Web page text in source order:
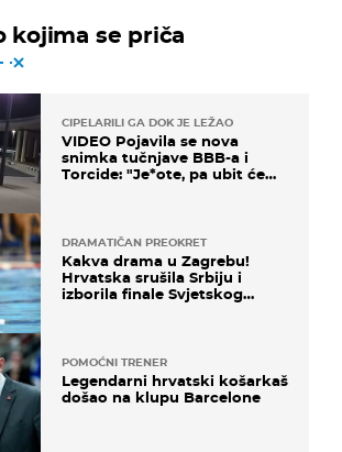
kojima se priča
CIPELARILI GA DOK JE LEŽAO
VIDEO Pojavila se nova
snimka tučnjave BBB-a i
Torcide: "Je*ote, pa ubit će
DRAMATIČAN PREOKRET
Kakva drama u Zagrebu!
Hrvatska srušila Srbiju i
izborila finale Svjetskog
POMOĆNI TRENER
Legendarni hrvatski košarkaš
došao na klupu Barcelone